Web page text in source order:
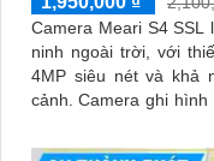
Camera Meari S4
ninh ngoài trời, với
4MP siêu nét và khả
cảnh. Camera ghi hình ban đêm có màu sống động ngay cả
đàm thoại 2 chiều